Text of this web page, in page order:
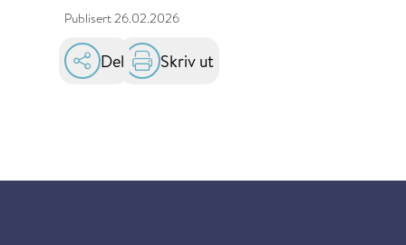
Publisert26.02.2026
Del Skriv ut